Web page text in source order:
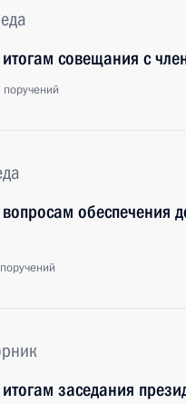
совещания с
поручений
обеспечения
заседания